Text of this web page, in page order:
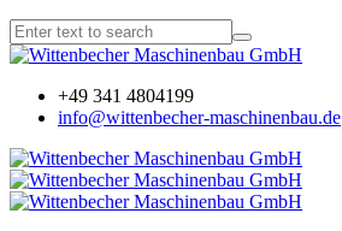
+49 341 4804199
info@wittenbecher-maschinenbau.de